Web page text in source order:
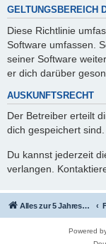
GELTUNGSBEREICH
Diese Richtlinie
Software umfassen.
seiner Software
er dich darüber
AUSKUNFTSRECHT
Der Betreiber erteilt
dich gespeichert sind.
Du kannst jederzeit
verlangen.
Alles zur 5 Jahreswertung / Tabelle der UEFA mit vielen Statistiken.
Powered